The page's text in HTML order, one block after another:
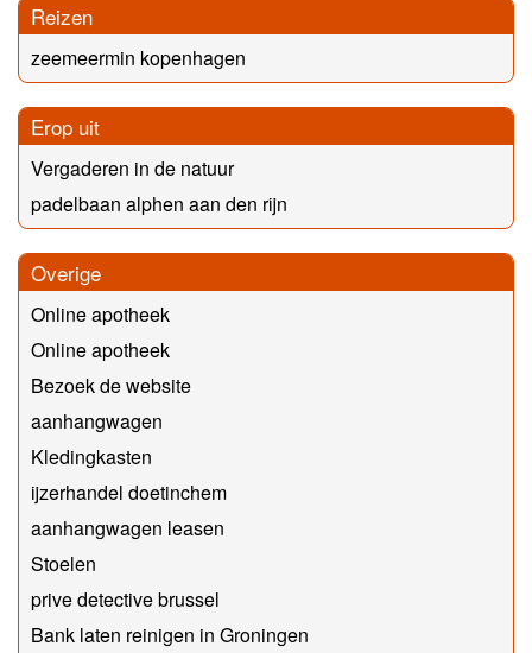
Reizen
zeemeermin kopenhagen
Erop uit
Vergaderen in de natuur
padelbaan alphen aan den rijn
Overige
Online apotheek
Online apotheek
Bezoek de website
aanhangwagen
Kledingkasten
ijzerhandel doetinchem
aanhangwagen leasen
Stoelen
prive detective brussel
Bank laten reinigen in Groningen